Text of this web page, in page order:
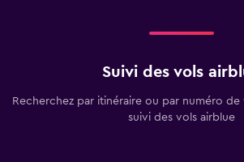
Suivi des vols
Recherchez par itinéraire ou par numéro
suivi des vols airblue